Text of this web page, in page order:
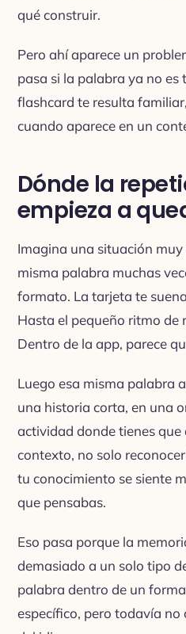
qué construir.
Pero ahí aparece un
pasa si la palabra ya no
flashcard te resulta
cuando aparece en un
Dónde la
empieza a
Imagina una situación
misma palabra muchas
formato. La tarjeta te
Hasta el pequeño ritmo de
Dentro de la app, parece
Luego esa misma palabra
una historia corta, en una
actividad donde tienes que
contexto, no solo
tu conocimiento se siente
que pensabas.
Eso pasa porque la
demasiado a un solo tipo
palabra dentro de un
específico, pero todavía